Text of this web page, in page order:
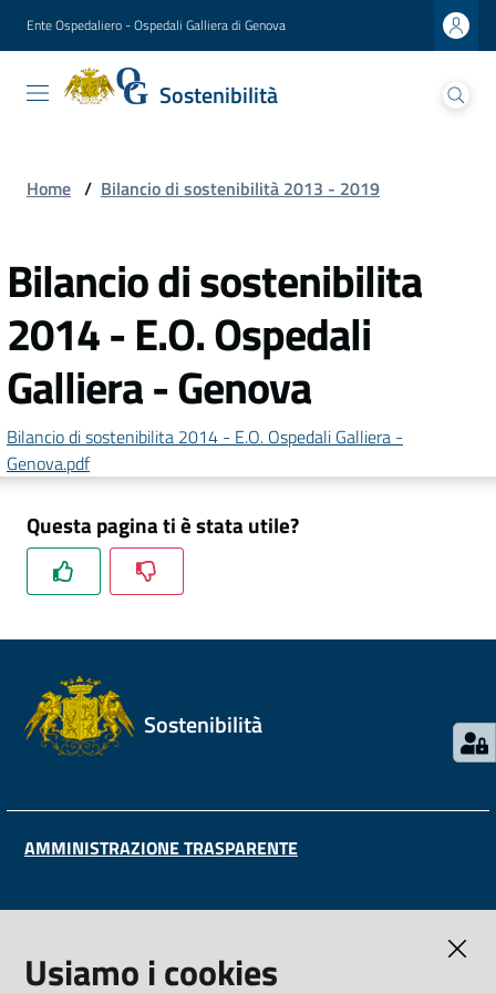
Vai al contenuto
Vai alla navigazione
Vai al footer
Ente Ospedaliero - Ospedali Galliera di Genova
Sostenibilità
Sostenibilità
Ospedali Galliera
Home / Bilancio di sostenibilità 2013 - 2019
Bilancio di sostenibilita
2014 - E.O. Ospedali
Galliera - Genova
Bilancio di sostenibilita 2014 - E.O. Ospedali Galliera -
Genova.pdf
Questa pagina ti è stata utile?
Sostenibilità
AMMINISTRAZIONE TRASPARENTE
S.C. Qualità, Comunicazione e Accoglienza
Usiamo i cookies